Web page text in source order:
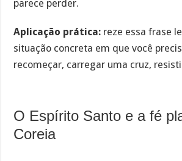
parece perder.
Aplicação prática: reze essa frase
situação concreta em que você
recomeçar, carregar uma cruz,
O Espírito Santo e a fé
Coreia